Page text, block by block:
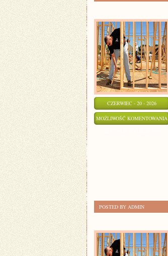
CZERWIEC - 20 - 2026
MOŻLIWOŚĆ KOMENTOWANIA
POSTED BY ADMIN